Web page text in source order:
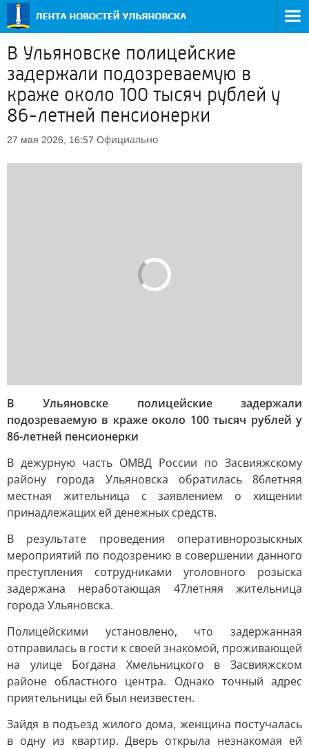
В Ульяновске полицейские
задержали подозреваемую в
краже около 100 тысяч рублей у
86-летней пенсионерки
27 мая 2026, 16:57 Официально
В Ульяновске полицейские задержали
подозреваемую в краже около 100 тысяч рублей у
86-летней пенсионерки
В дежурную часть ОМВД России по Засвияжскому
району города Ульяновска обратилась 86летняя
местная жительница с заявлением о хищении
принадлежащих ей денежных средств.
В результате проведения оперативнорозыскных
мероприятий по подозрению в совершении данного
преступления сотрудниками уголовного розыска
задержана неработающая 47летняя жительница
города Ульяновска.
Полицейскими установлено, что задержанная
отправилась в гости к своей знакомой, проживающей
на улице Богдана Хмельницкого в Засвияжском
районе областного центра. Однако точный адрес
приятельницы ей был неизвестен.
Зайдя в подъезд жилого дома, женщина постучалась
в одну из квартир. Дверь открыла незнакомая ей